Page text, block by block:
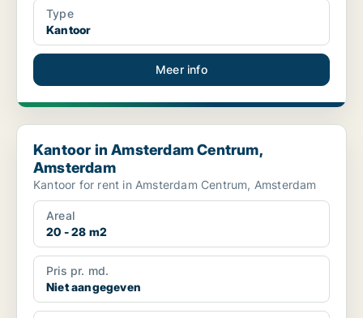
Type
Kantoor
Meer info
Kantoor in Amsterdam Centrum, Amsterdam
Kantoor in Amsterdam Centrum,
Amsterdam
Kantoor for rent in Amsterdam Centrum, Amsterdam
Areal
20 - 28 m2
Pris pr. md.
Niet aangegeven